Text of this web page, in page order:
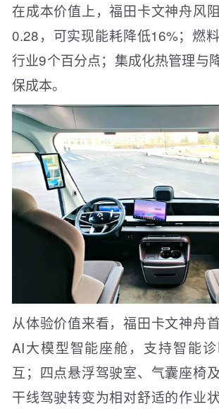
在成本价值上，福田卡文神舟风
0.28，可实现能耗降低16%；燃
行业9个百分点；集成化热管理与
保成本。
从体验价值来看，福田卡文神舟
AI大模型智能座舱，支持智能
互；四点悬浮驾驶室、气囊座椅
干线驾驶转变为相对舒适的作业